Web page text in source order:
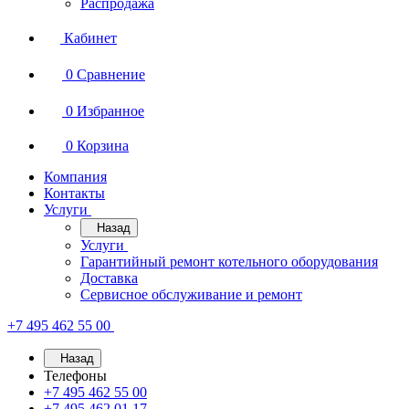
Распродажа
Кабинет
0 Сравнение
0 Избранное
0 Корзина
Компания
Контакты
Услуги
Назад
Услуги
Гарантийный ремонт котельного оборудования
Доставка
Сервисное обслуживание и ремонт
+7 495 462 55 00
Назад
Телефоны
+7 495 462 55 00